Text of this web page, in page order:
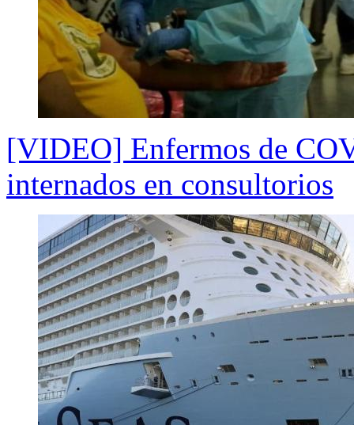
[VIDEO] Enfermos de
internados en consultorios